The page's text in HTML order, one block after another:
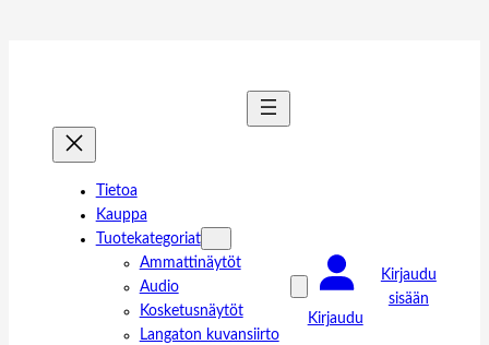
Tietoa
Kauppa
Tuotekategoriat
Ammattinäytöt
Audio
Kosketusnäytöt
Langaton kuvansiirto
Kirjaudu
Kirjaudu
sisään